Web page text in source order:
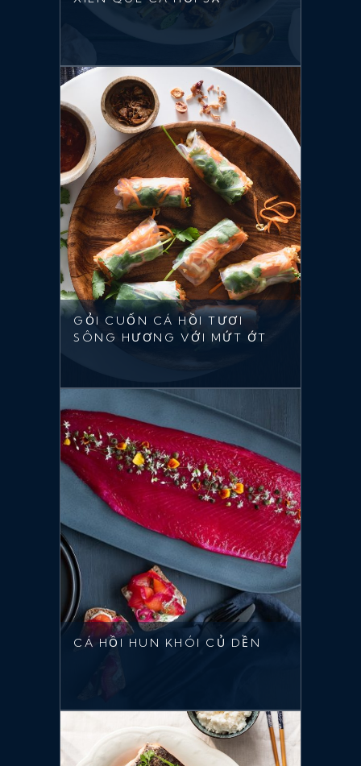
GỎI CUỐN CÁ HỒI TƯƠI
SÔNG HƯƠNG VỚI MỨT ỚT
CÁ HỒI HUN KHÓI CỦ DỀN